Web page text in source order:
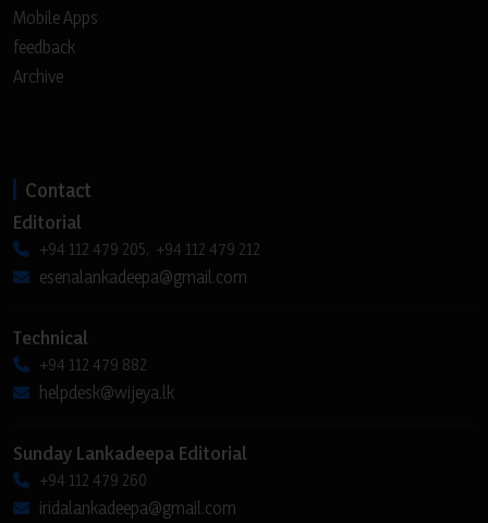
Mobile Apps
feedback
Archive
Contact
Editorial
+94 112 479 205, +94 112 479 212
esenalankadeepa@gmail.com
Technical
+94 112 479 882
helpdesk@wijeya.lk
Sunday Lankadeepa Editorial
+94 112 479 260
iridalankadeepa@gmail.com